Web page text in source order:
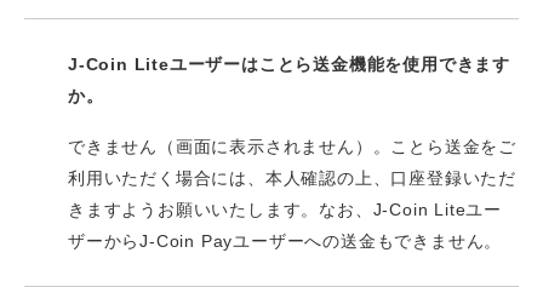
J-Coin Liteユーザーはことら送金機能を使用できます
か。
できません（画面に表示されません）。ことら送金をご
利用いただく場合には、本人確認の上、口座登録いただ
きますようお願いいたします。なお、J-Coin Liteユー
ザーからJ-Coin Payユーザーへの送金もできません。